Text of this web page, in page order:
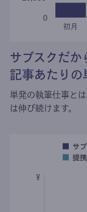
サブスクだか
記事あたりの
単発の執筆仕事とは
は伸び続けます。